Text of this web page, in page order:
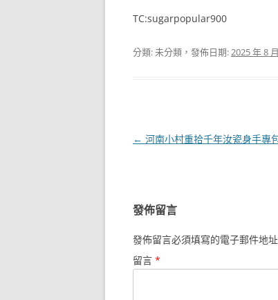
TC:sugarpopular900
分類: 未分類，發佈日期:2025 年 8
文
← 河南小村重拾千年汝瓷身手專
發佈留言
發佈留言必須填寫的電子郵件地
留言 *